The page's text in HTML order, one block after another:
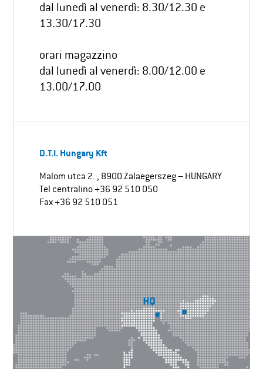
dal lunedì al venerdì: 8.30/12.30 e
13.30/17.30
orari magazzino
dal lunedì al venerdì: 8.00/12.00 e
13.00/17.00
D.T.I. Hungary Kft
Malom utca 2. , 8900 Zalaegerszeg – HUNGARY
Tel centralino +36 92 510 050
Fax +36 92 510 051